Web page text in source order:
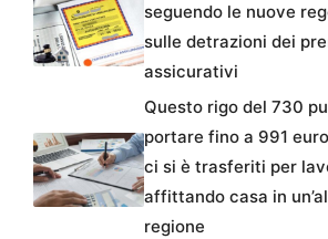
seguendo le nuove
sulle detrazioni dei
assicurativi
Questo rigo del 730
portare fino a 991
ci si è trasferiti per
affittando casa in
regione